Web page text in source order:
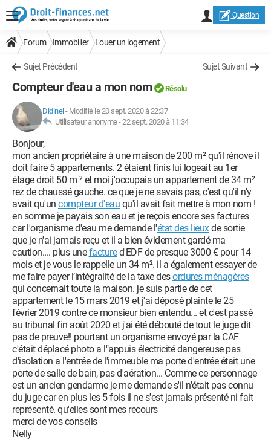
Question
Forum Immobilier Louer un logement
Sujet Précédent Sujet Suivant
Compteur d'eau a mon nom Résolu
Didinel - Modifié le 20 sept. 2020 à 22:37
Utilisateur anonyme -22 sept. 2020 à 11:34
Bonjour,
mon ancien propriétaire à une maison de 200 m² qu'il rénove il
doit faire 5 appartements. 2 étaient finis lui logeait au 1er
étage droit 50 m ² et moi j'occupais un appartement de 34 m²
rez de chaussé gauche. ce que je ne savais pas, c'est qu'il n'y
avait qu'un compteur d'eau qu'il avait fait mettre à mon nom !
en somme je payais son eau et je reçois encore ses factures
car l'organisme d'eau me demande l'état des lieuxde sortie
que je n'ai jamais reçu et il a bien évidement gardé ma
caution.... plus unefactured'EDF de presque 3000 € pour 14
mois et je vous le rappelle un 34 m². il a également essayer de
me faire payer l’intégralité de la taxe desordures ménagères
qui concernait toute la maison. je suis partie de cet
appartement le 15 mars 2019 et j'ai déposé plainte le 25
février 2019 contre ce monsieur bien entendu... et c'est passé
au tribunal fin août 2020 et j'ai été débouté de tout le juge dit
pas de preuve!! pourtant un organisme envoyé par la CAF
c'était déplacé photo a l"appuis électricité dangereuse pas
d'isolation a l'entrée de l'immeuble ma porte d'entrée était une
porte de salle de bain, pas d'aération... Comme ce personnage
est un ancien gendarme je me demande s'il n'était pas connu
du juge car en plus les 5 fois il ne s'est jamais présenté ni fait
représenté. qu'elles sont mes recours
merci de vos conseils
Nelly